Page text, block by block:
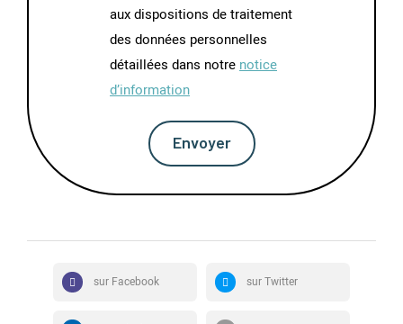
aux dispositions de traitement
des données personnelles
détaillées dans notre notice
d’information
Envoyer
sur Facebook sur Twitter